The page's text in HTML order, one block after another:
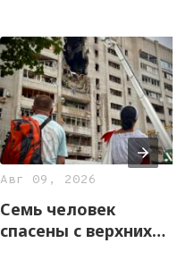
Авг 09, 2026
Семь человек
спасены с верхних